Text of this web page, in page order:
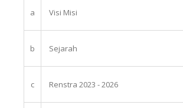
a Visi Misi
b Sejarah
c Renstra 2023 - 2026